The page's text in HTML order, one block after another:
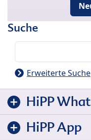
Suche
Erweiterte Suche
HiPP
HiPP App